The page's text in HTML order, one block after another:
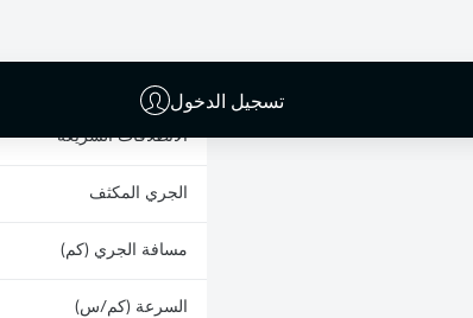
تسجيل الدخول
الانطلاقات السريعة
الجري المكثف
مسافة الجري (كم)
السرعة (كم/س)